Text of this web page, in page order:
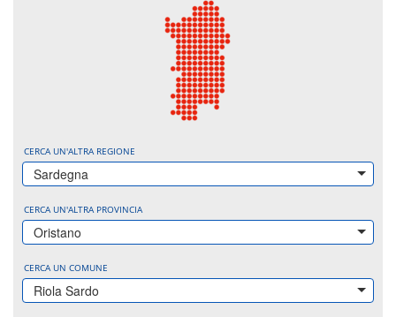
CERCA UN'ALTRA REGIONE
Sardegna
CERCA UN'ALTRA PROVINCIA
Oristano
CERCA UN COMUNE
Riola Sardo